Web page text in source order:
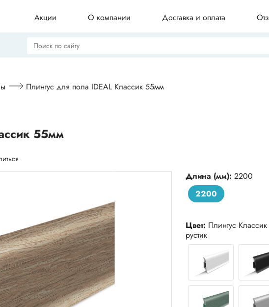
Акции О компании Доставка и оплата
Потолочные плинтусы
Комплектующие для плинтуса
Плинтус для пола IDEAL Классик 55мм
55мм
Длина (мм):2200
2200
Цвет: Плинтус
рустик